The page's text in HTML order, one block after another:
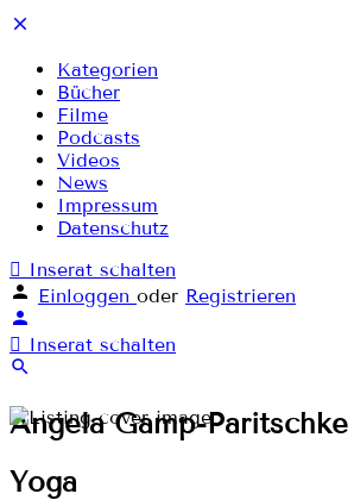
Kategorien
Bücher
Filme
Podcasts
Videos
News
Impressum
Datenschutz
Inserat schalten
Einloggen oder Registrieren
Inserat schalten
Angela Gamp-Paritschke
Yoga